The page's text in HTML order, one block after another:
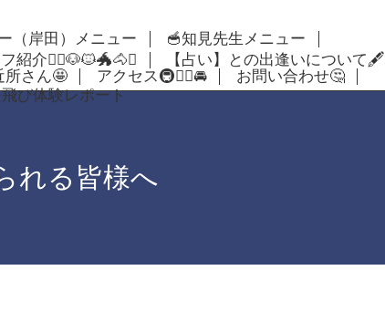
（岸田）メニュー
🥣知見先生メニュー
紹介🦸‍♀️🐶🐱🐲🐴✨
【占い】との出逢いについて🖋
所さん🤩 アクセス🚇🚴‍♂️🚘
お問い合わせ🤔
び体験レポート
れる皆様へ